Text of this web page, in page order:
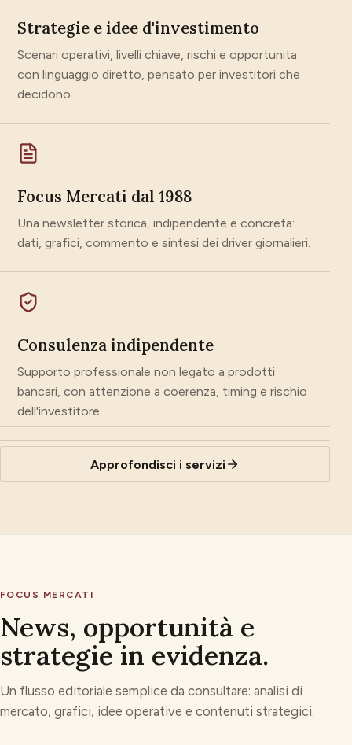
Strategie e idee d'investimento
Scenari operativi, livelli chiave, rischi e opportunita
con linguaggio diretto, pensato per investitori che
decidono.
Focus Mercati dal 1988
Una newsletter storica, indipendente e concreta:
dati, grafici, commento e sintesi dei driver giornalieri.
Consulenza indipendente
Supporto professionale non legato a prodotti
bancari, con attenzione a coerenza, timing e rischio
dell'investitore.
Approfondisci i servizi
FOCUS MERCATI
News, opportunità e
strategie in evidenza.
Un flusso editoriale semplice da consultare: analisi di
mercato, grafici, idee operative e contenuti strategici.